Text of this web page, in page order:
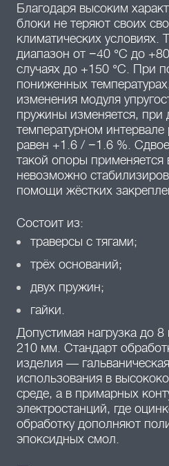
Благодаря высоким
блоки не теряют своих
климатических условиях.
диапазон от −40 °C до
случаях до +150 °C. При
пониженных
изменения модуля
пружины изменяется, при
температурном интервале
равен +1.6 / −1.6 %.
такой опоры применяется
невозможно
помощи жёстких
Состоит из:
траверсы с тягами;
трёх оснований;
двух пружин;
гайки.
Допустимая нагрузка до
210 мм. Стандарт
изделия —
использования в
среде, а в примарных
электростанций, где
обработку дополняют
эпоксидных смол.